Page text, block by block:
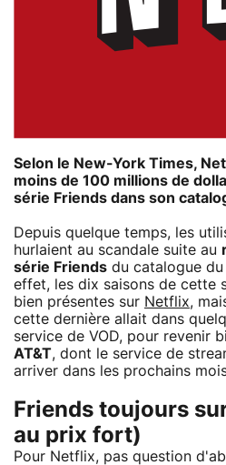
Selon le New-York Times,
moins de 100 millions de
série Friends dans son
Depuis quelque temps, les
hurlaient au scandale suite au
série Friends du catalogue
effet, les dix saisons de cette
bien présentes sur Netflix,
cette dernière allait dans
service de VOD, pour revenir
AT&T, dont le service de
arriver dans les prochains
Friends toujours
au prix fort)
Pour Netflix, pas question